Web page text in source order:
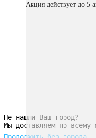
Не нашли Ваш город?
Мы доставляем по всему
Акция действует до 5